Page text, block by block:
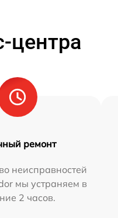
центра
ремонт
неисправностей
мы устраняем в
2 часов.